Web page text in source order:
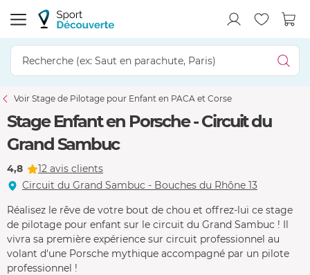
Voir Stage de Pilotage pour Enfant en PACA et Corse
Stage Enfant en Porsche - Circuit du
Grand Sambuc
4,8
12 avis clients
Circuit du Grand Sambuc - Bouches du Rhône 13
Réalisez le rêve de votre bout de chou et offrez-lui ce stage
de pilotage pour enfant sur le circuit du Grand Sambuc ! Il
vivra sa première expérience sur circuit professionnel au
volant d'une Porsche mythique accompagné par un pilote
professionnel !